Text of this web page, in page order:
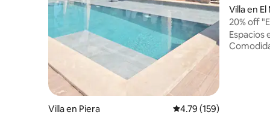
Villa en Piera Calificación promedio:
4.79 (159)
Villa en
s
20% off
XL, BBQ
Espacios